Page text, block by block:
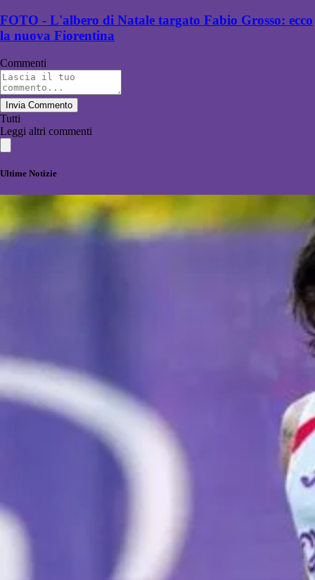
FOTO - L'albero di Natale targato Fabio Grosso: ecco
la nuova Fiorentina
Commenti
Invia Commento
Tutti
Leggi altri commenti
Ultime Notizie